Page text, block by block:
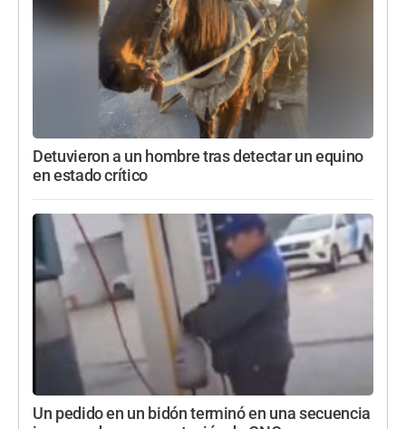
Detuvieron a un hombre tras detectar un equino
en estado crítico
Un pedido en un bidón terminó en una secuencia